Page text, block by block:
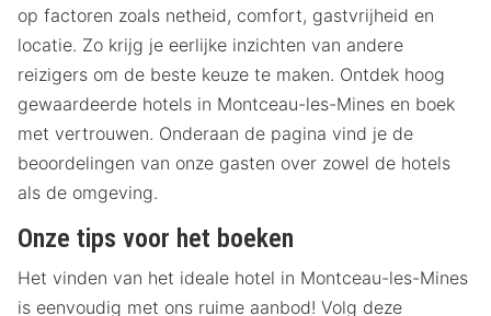
op factoren zoals netheid, comfort, gastvrijheid en
locatie. Zo krijg je eerlijke inzichten van andere
reizigers om de beste keuze te maken. Ontdek hoog
gewaardeerde hotels in Montceau-les-Mines en boek
met vertrouwen. Onderaan de pagina vind je de
beoordelingen van onze gasten over zowel de hotels
als de omgeving.
Onze tips voor het boeken
Het vinden van het ideale hotel in Montceau-les-Mines
is eenvoudig met ons ruime aanbod! Volg deze